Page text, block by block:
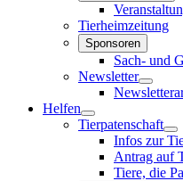
Tierheimzeitung
Sponsoren
Sach- und
Newsletter
Helfen
Tierpatenschaft
Infos zur
Antrag auf
Tiere, die